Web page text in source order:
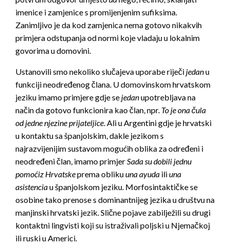
imenice i zamjenice s promijenjenim sufiksima.
Zanimljivo je da kod zamjenica nema gotovo nikakvih
primjera odstupanja od normi koje vladaju u lokalnim
govorima u domovini.
Ustanovili smo nekoliko slučajeva uporabe riječi jedanu
funkciji neodređenog člana. U domovinskom hrvatskom
jeziku imamo primjere gdje se jedanupotrebljava na
način da gotovo funkcionira kao član, npr. To je ona čula
od jedne njezine prijateljice. Ali u Argentini gdje je hrvatski
u kontaktu sa španjolskim, dakle jezikom s
najrazvijenijim sustavom mogućih oblika za određeni i
neodređeni član, imamo primjerSada su dobili jednu
pomoćiz Hrvatskeprema oblikuuna ayuda iliuna
asistenciau španjolskom jeziku. Morfosintaktičke se
osobine tako prenose s dominantnijeg jezika u društvu na
manjinski hrvatski jezik. Slične pojave zabilježili su drugi
kontaktni lingvisti koji su istraživali poljski u Njemačkoj
ili ruski u Americi.